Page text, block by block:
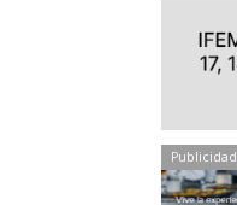
Publicidad